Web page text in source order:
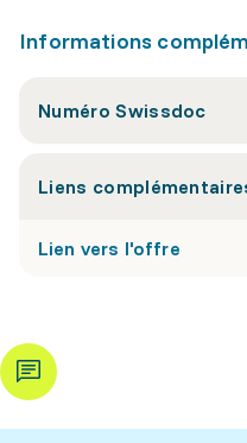
Informations
Numéro Swissdoc
Liens
Lien vers l'offre